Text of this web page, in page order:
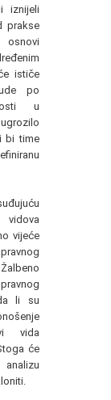
iznijeli
prakse
osnovi
ističe
po
u
bi time
vijeće
li su
vida
će